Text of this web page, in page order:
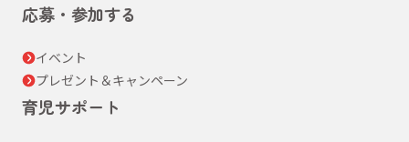
応募・参加する
イベント
プレゼント＆キャンペーン
育児サポート